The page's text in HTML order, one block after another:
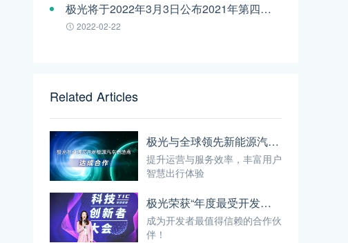
极光将于2022年3月3日公布2021年第四季度及全年财报
2022-02-22
Related Articles
极光与全球领先新能源汽车制造商达成合作 进一步赋能智能驾驶
提升运营与服务效率，丰富用户
智慧出行体验
极光荣获“年度最受开发者信赖的SaaS平台”奖项
成为开发者最值得信赖的合作伙
伴！